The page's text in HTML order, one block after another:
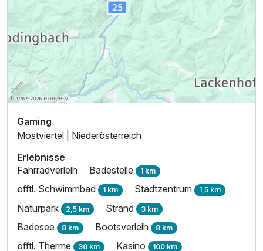
Gaming
Mostviertel | Niederösterreich
Erlebnisse
Fahrradverleih
Badestelle 1 km
öfftl. Schwimmbad 1 km Stadtzentrum 1,5 km
Naturpark 2,5 km Strand 3 km
Badesee 8 km Bootsverleih 8 km
öfftl. Therme 30 km Kasino 100 km